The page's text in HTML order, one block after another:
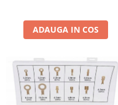
ADAUGA IN COS